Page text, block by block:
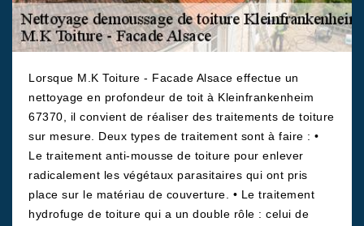
Lorsque M.K Toiture - Facade Alsace effectue un
nettoyage en profondeur de toit à Kleinfrankenheim
67370, il convient de réaliser des traitements de toiture
sur mesure. Deux types de traitement sont à faire : •
Le traitement anti-mousse de toiture pour enlever
radicalement les végétaux parasitaires qui ont pris
place sur le matériau de couverture. • Le traitement
hydrofuge de toiture qui a un double rôle : celui de